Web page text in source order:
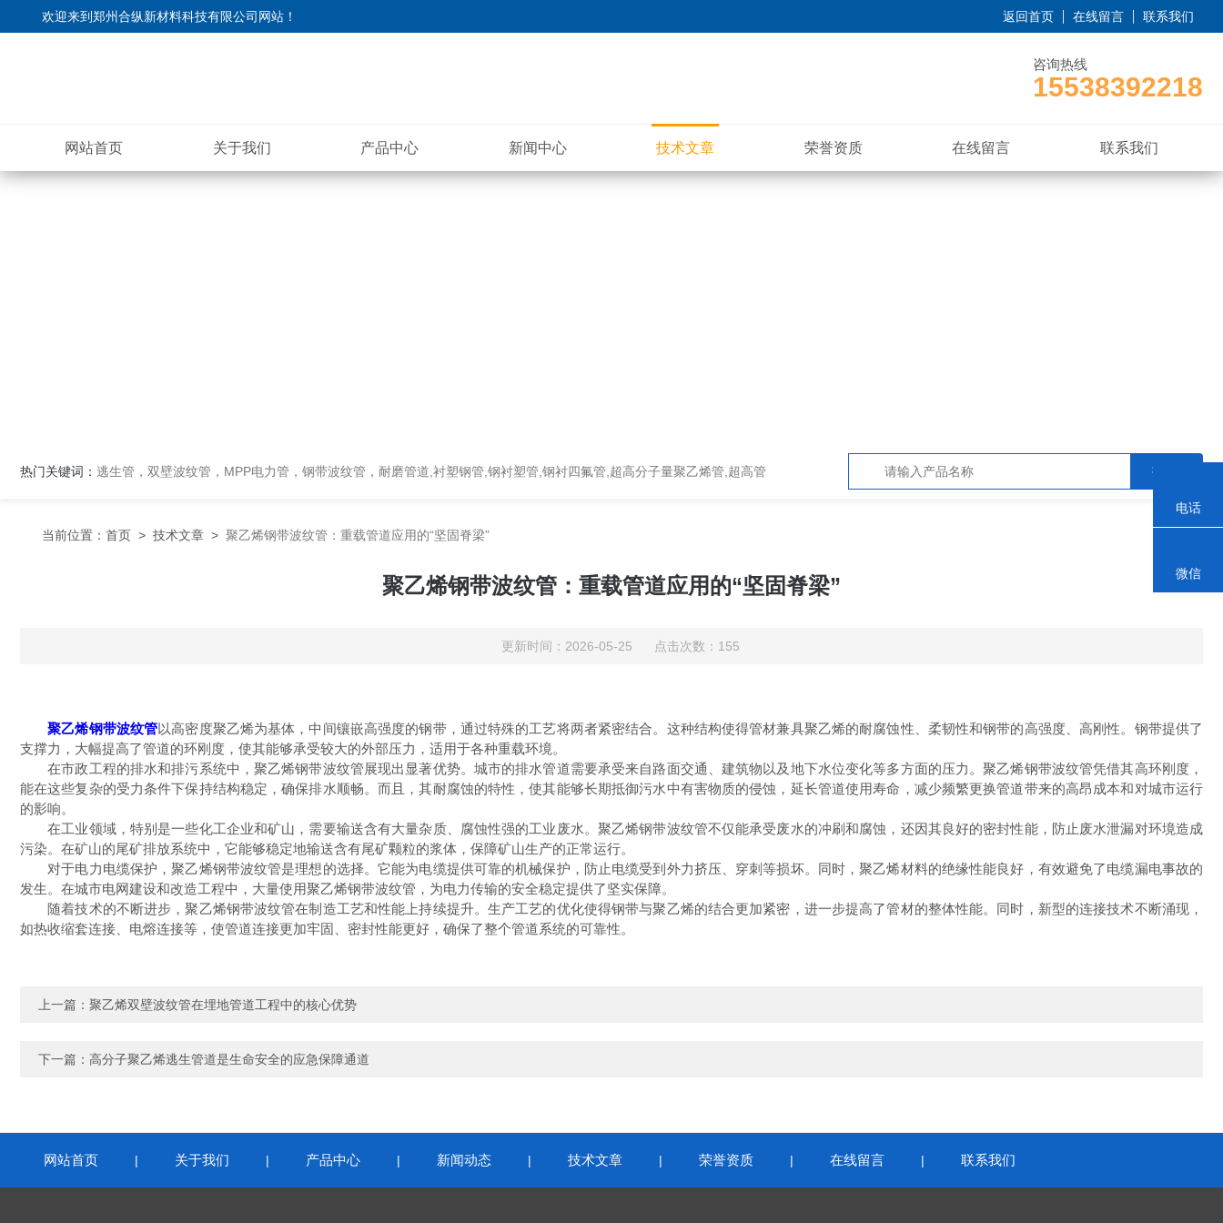
欢迎来到郑州合纵新材料科技有限公司网站 ！ 返回首页 在线留言 联系我们
咨询热线
15538392218
网站首页 关于我们 产品中心 新闻中心 技术文章 荣誉资质 在线留言 联系我们
热门关键词： 逃生管，双壁波纹管，MPP电力管，钢带波纹管，耐磨管道,衬塑钢管,钢衬塑管,钢衬四氟管,超高分子量聚乙烯管,超高管
当前位置： 首页 > 技术文章 > 聚乙烯钢带波纹管：重载管道应用的“坚固脊梁”
聚乙烯钢带波纹管：重载管道应用的“坚固脊梁”
更新时间：2026-05-25 点击次数：155
聚乙烯钢带波纹管以高密度聚乙烯为基体，中间镶嵌高强度的钢带，通过特殊的工艺将两者紧密结合。这种结构使得管材兼具聚乙烯的耐腐蚀性、柔韧性和钢带的高强度、高刚性。钢带提供了
支撑力，大幅提高了管道的环刚度，使其能够承受较大的外部压力，适用于各种重载环境。
在市政工程的排水和排污系统中，聚乙烯钢带波纹管展现出显著优势。城市的排水管道需要承受来自路面交通、建筑物以及地下水位变化等多方面的压力。聚乙烯钢带波纹管凭借其高环刚度，
能在这些复杂的受力条件下保持结构稳定，确保排水顺畅。而且，其耐腐蚀的特性，使其能够长期抵御污水中有害物质的侵蚀，延长管道使用寿命，减少频繁更换管道带来的高昂成本和对城市运行
的影响。
在工业领域，特别是一些化工企业和矿山，需要输送含有大量杂质、腐蚀性强的工业废水。聚乙烯钢带波纹管不仅能承受废水的冲刷和腐蚀，还因其良好的密封性能，防止废水泄漏对环境造成
污染。在矿山的尾矿排放系统中，它能够稳定地输送含有尾矿颗粒的浆体，保障矿山生产的正常运行。
对于电力电缆保护，聚乙烯钢带波纹管是理想的选择。它能为电缆提供可靠的机械保护，防止电缆受到外力挤压、穿刺等损坏。同时，聚乙烯材料的绝缘性能良好，有效避免了电缆漏电事故的
发生。在城市电网建设和改造工程中，大量使用聚乙烯钢带波纹管，为电力传输的安全稳定提供了坚实保障。
随着技术的不断进步，聚乙烯钢带波纹管在制造工艺和性能上持续提升。生产工艺的优化使得钢带与聚乙烯的结合更加紧密，进一步提高了管材的整体性能。同时，新型的连接技术不断涌现，
如热收缩套连接、电熔连接等，使管道连接更加牢固、密封性能更好，确保了整个管道系统的可靠性。
上一篇： 聚乙烯双壁波纹管在埋地管道工程中的核心优势
下一篇： 高分子聚乙烯逃生管道是生命安全的应急保障通道
网站首页 | 关于我们 | 产品中心 | 新闻动态 | 技术文章 | 荣誉资质 | 在线留言 | 联系我们
电话
微信